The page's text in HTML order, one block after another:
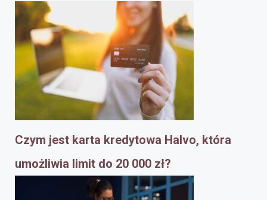
Czym jest karta kredytowa Halvo, która
umożliwia limit do 20 000 zł?